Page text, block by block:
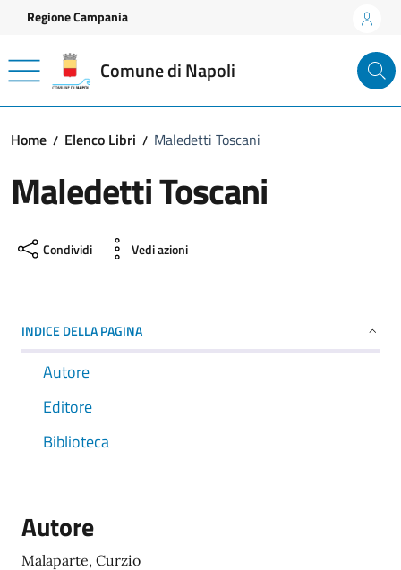
Vai ai contenuti
Vai al footer
Regione Campania
Comune di Napoli
Home Elenco Libri Maledetti Toscani
Maledetti Toscani
Condividi Vedi azioni
INDICE DELLA PAGINA
Autore
Editore
Biblioteca
Autore
Malaparte, Curzio